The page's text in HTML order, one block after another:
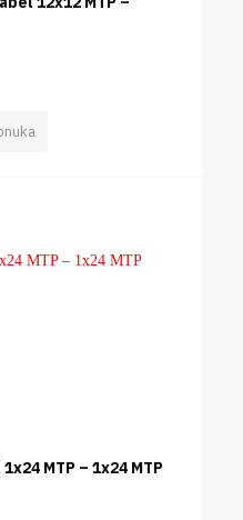
MTP – 1x24 MTP